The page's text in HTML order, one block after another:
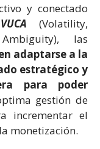
y conectado
VUCA(Volatility,
las
adaptarse a la
estratégico y
para poder
gestión de
incrementar el
monetización.